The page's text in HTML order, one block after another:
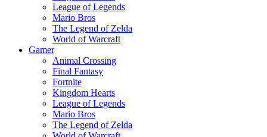
League of Legends
Mario Bros
The Legend of Zelda
World of Warcraft
Gamer
Animal Crossing
Final Fantasy
Fortnite
Kingdom Hearts
League of Legends
Mario Bros
The Legend of Zelda